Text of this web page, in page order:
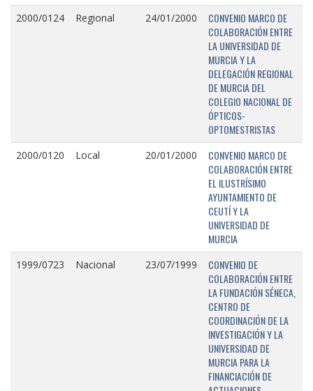
2000/0124 Regional 24/01/2000
CONVENIO MARCO DE
COLABORACIÓN ENTRE
LA UNIVERSIDAD DE
MURCIA Y LA
DELEGACIÓN REGIONAL
DE MURCIA DEL
COLEGIO NACIONAL DE
ÓPTICOS-
OPTOMESTRISTAS
2000/0120 Local 20/01/2000
CONVENIO MARCO DE
COLABORACIÓN ENTRE
EL ILUSTRÍSIMO
AYUNTAMIENTO DE
CEUTÍ Y LA
UNIVERSIDAD DE
MURCIA
1999/0723 Nacional 23/07/1999
CONVENIO DE
COLABORACIÓN ENTRE
LA FUNDACIÓN SÉNECA,
CENTRO DE
COORDINACIÓN DE LA
INVESTIGACIÓN Y LA
UNIVERSIDAD DE
MURCIA PARA LA
FINANCIACIÓN DE